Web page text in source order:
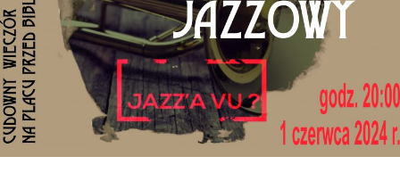
rozumiemy, że natężenie dźwięku wystarczyło do ich
instalacji, to na tym odcinku generują dokładnie ten sam
poziom dźwięku co tam. Sprawdzałyśmy, że odległość
naszych nieruchomości od drogi jest taka sama, a nawet
w stosunku do niektórych mniejsza niż tych, które są na
początku miejscowości chronione ekranami – mówi
Jolanta Podhajska.